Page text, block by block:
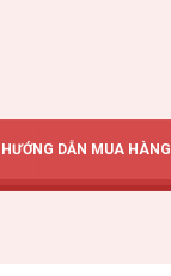
HƯỚNG DẪN MUA HÀNG